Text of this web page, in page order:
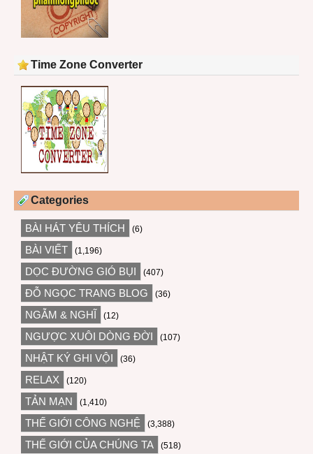
Time Zone Converter
Categories
BÀI HÁT YÊU THÍCH (6)
BÀI VIẾT (1,196)
DỌC ĐƯỜNG GIÓ BỤI (407)
ĐỖ NGỌC TRANG BLOG (36)
NGẪM & NGHĨ (12)
NGƯỢC XUÔI DÒNG ĐỜI (107)
NHẬT KÝ GHI VỘI (36)
RELAX (120)
TẢN MẠN (1,410)
THẾ GIỚI CÔNG NGHỆ (3,388)
THẾ GIỚI CỦA CHÚNG TA (518)